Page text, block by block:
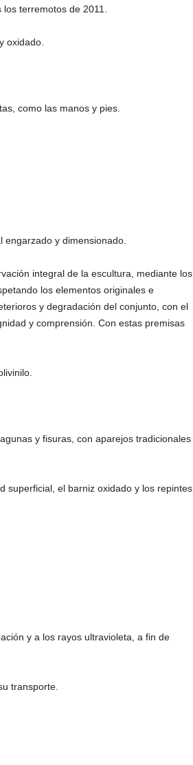
terremotos de 2011.
oxidado.
como las manos y pies.
y dimensionado.
integral de la escultura, mediante los
los elementos originales e
y degradación del conjunto, con el
y comprensión. Con estas premisas
y fisuras, con aparejos tradicionales
superficial, el barniz oxidado y los repintes
y a los rayos ultravioleta, a fin de
transporte.